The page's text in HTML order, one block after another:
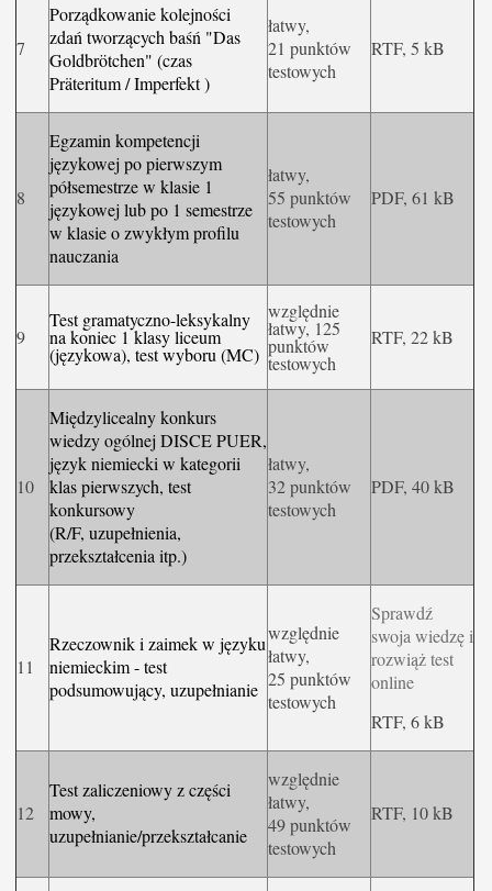
7
Porządkowanie kolejności
zdań tworzących baśń "Das
Goldbrötchen" (czas
Präteritum / Imperfekt )
łatwy,
21 punktów
testowych
RTF, 5 kB
8
Egzamin kompetencji
językowej po pierwszym
półsemestrze w klasie 1
językowej lub po 1 semestrze
w klasie o zwykłym profilu
nauczania
łatwy,
55 punktów
testowych
PDF, 61 kB
9
Test gramatyczno-leksykalny
na koniec 1 klasy liceum
(językowa), test wyboru (MC)
względnie
łatwy, 125
punktów
testowych
RTF, 22 kB
10
Międzylicealny konkurs
wiedzy ogólnej DISCE PUER,
język niemiecki w kategorii
klas pierwszych, test
konkursowy
(R/F, uzupełnienia,
przekształcenia itp.)
łatwy,
32 punktów
testowych
PDF, 40 kB
11
Rzeczownik i zaimek w języku
niemieckim - test
podsumowujący, uzupełnianie
względnie
łatwy,
25 punktów
testowych
Sprawdź
swoja wiedzę i
rozwiąż test
online
RTF, 6 kB
12
Test zaliczeniowy z części
mowy,
uzupełnianie/przekształcanie
względnie
łatwy,
49 punktów
testowych
RTF, 10 kB